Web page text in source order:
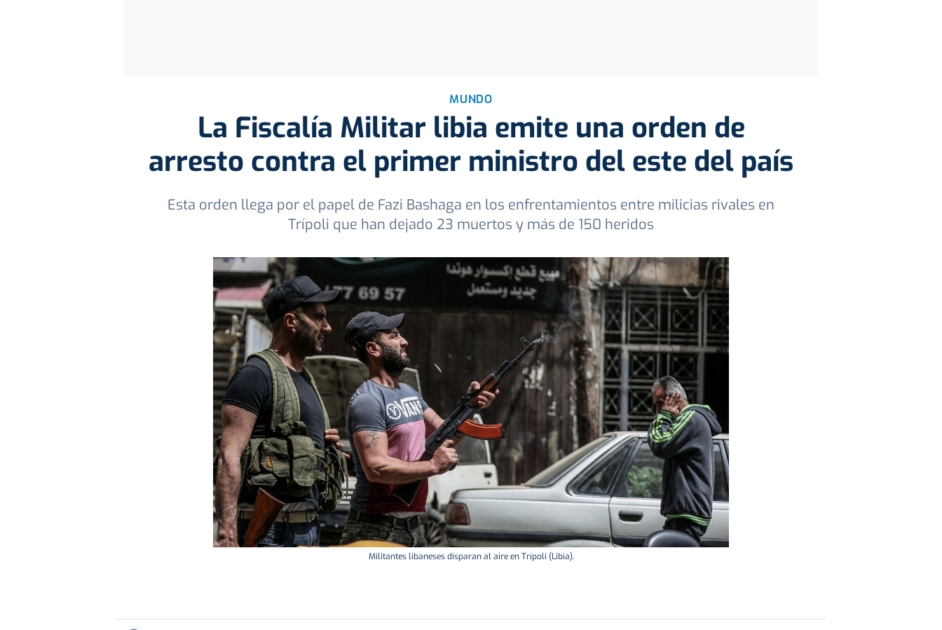
MUNDO
La Fiscalía Militar libia emite una orden de
arresto contra el primer ministro del este del país
Esta orden llega por el papel de Fazi Bashaga en los enfrentamientos entre milicias rivales en
Trípoli que han dejado 23 muertos y más de 150 heridos
Militantes libaneses disparan al aire en Trípoli (Libia).